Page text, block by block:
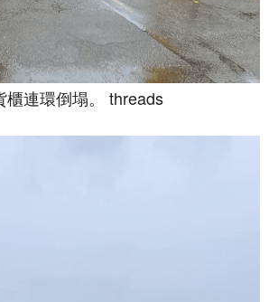
櫃連環倒塌。 threads